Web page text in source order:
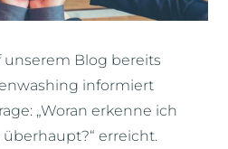
unserem Blog bereits
informiert
„Woran erkenne ich
erreicht.